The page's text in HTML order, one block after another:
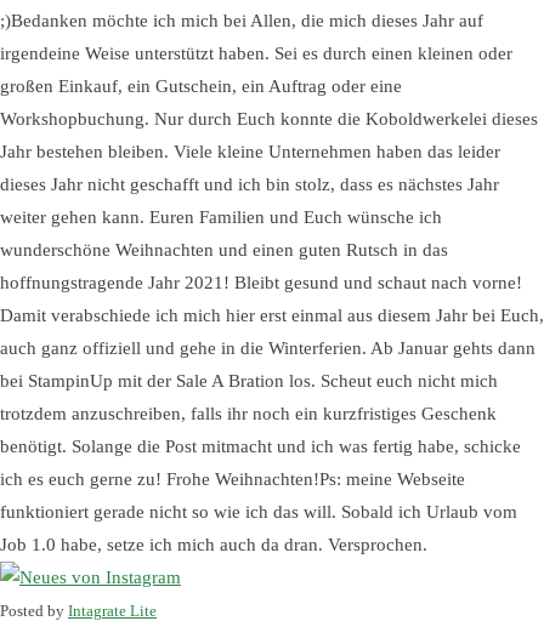
;)Bedanken möchte ich mich bei Allen, die mich dieses Jahr auf
irgendeine Weise unterstützt haben. Sei es durch einen kleinen oder
großen Einkauf, ein Gutschein, ein Auftrag oder eine
Workshopbuchung. Nur durch Euch konnte die Koboldwerkelei dieses
Jahr bestehen bleiben. Viele kleine Unternehmen haben das leider
dieses Jahr nicht geschafft und ich bin stolz, dass es nächstes Jahr
weiter gehen kann. Euren Familien und Euch wünsche ich
wunderschöne Weihnachten und einen guten Rutsch in das
hoffnungstragende Jahr 2021! Bleibt gesund und schaut nach vorne!
Damit verabschiede ich mich hier erst einmal aus diesem Jahr bei Euch,
auch ganz offiziell und gehe in die Winterferien. Ab Januar gehts dann
bei StampinUp mit der Sale A Bration los. Scheut euch nicht mich
trotzdem anzuschreiben, falls ihr noch ein kurzfristiges Geschenk
benötigt. Solange die Post mitmacht und ich was fertig habe, schicke
ich es euch gerne zu! Frohe Weihnachten!Ps: meine Webseite
funktioniert gerade nicht so wie ich das will. Sobald ich Urlaub vom
Job 1.0 habe, setze ich mich auch da dran. Versprochen.
Posted by Intagrate Lite